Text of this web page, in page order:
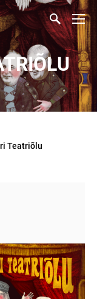
Teatriõlu